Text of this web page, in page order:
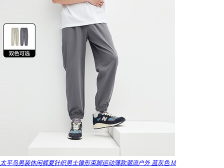
太平鸟男装休闲裤夏针织男士锥形束脚运动薄款潮流户外 蓝灰色 M